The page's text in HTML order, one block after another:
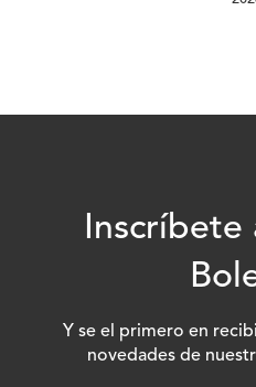
Inscríbete
Y se el primero en
novedades de